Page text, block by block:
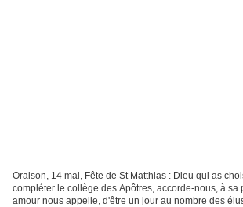
Oraison, 14 mai, Fête de St Matthias : Dieu qui as
compléter le collège des Apôtres, accorde-nous, à sa
amour nous appelle, d'être un jour au nombre des